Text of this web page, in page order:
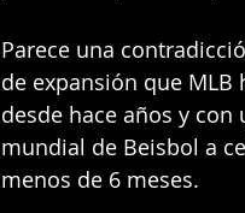
Parece una
de expansión que
desde hace años y con
mundial de Beisbol a
menos de 6 meses.